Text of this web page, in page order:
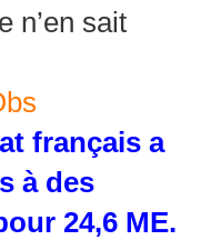
n’en sait
français a
à des
24,6 ME.